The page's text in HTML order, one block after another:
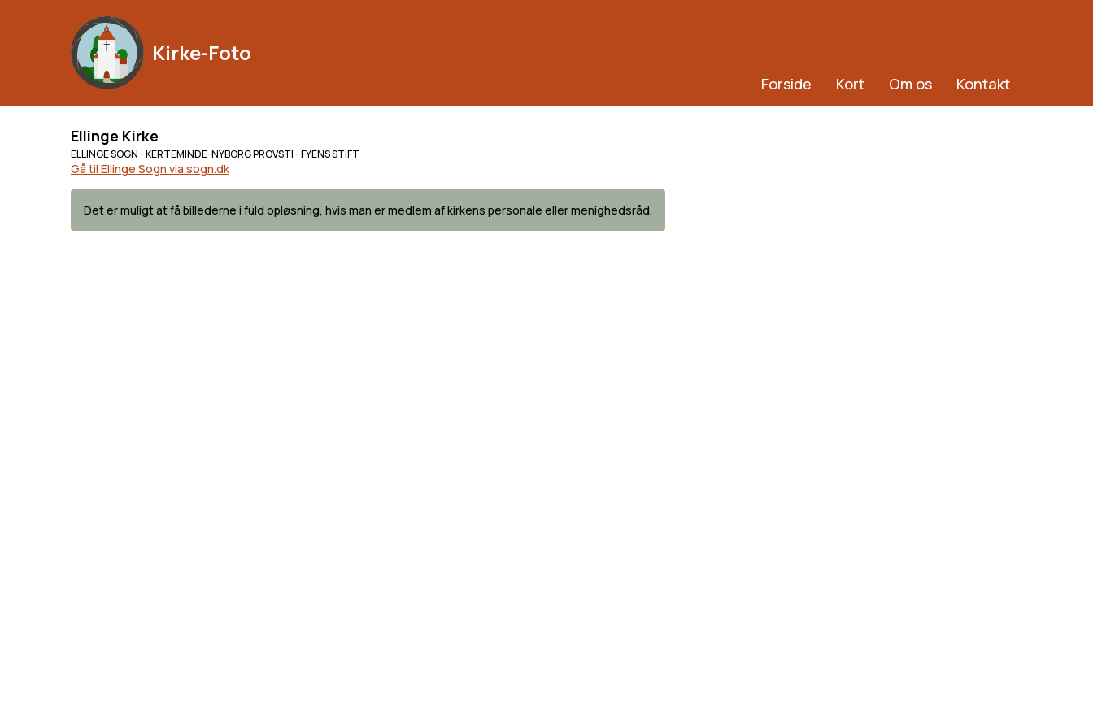
Kirke-Foto
Forside Kort Om os Kontakt
Ellinge Kirke
ELLINGE SOGN - KERTEMINDE-NYBORG PROVSTI - FYENS STIFT
Gå til Ellinge Sogn via sogn.dk
Det er muligt at få billederne i fuld opløsning, hvis man er medlem af kirkens personale eller menighedsråd.